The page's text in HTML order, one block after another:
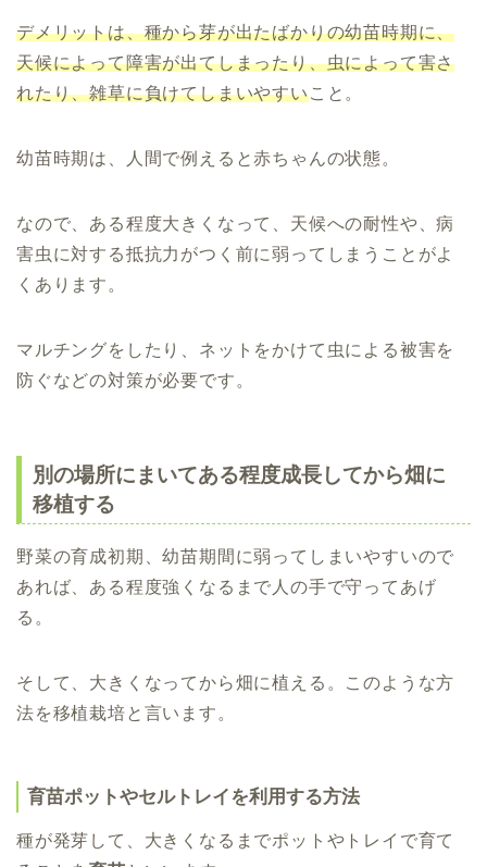
デメリットは、種から芽が出たばかりの幼苗時期に、
天候によって障害が出てしまったり、虫によって害さ
れたり、雑草に負けてしまいやすいこと。
幼苗時期は、人間で例えると赤ちゃんの状態。
なので、ある程度大きくなって、天候への耐性や、病
害虫に対する抵抗力がつく前に弱ってしまうことがよ
くあります。
マルチングをしたり、ネットをかけて虫による被害を
防ぐなどの対策が必要です。
別の場所にまいてある程度成長してから畑に
移植する
野菜の育成初期、幼苗期間に弱ってしまいやすいので
あれば、ある程度強くなるまで人の手で守ってあげ
る。
そして、大きくなってから畑に植える。このような方
法を移植栽培と言います。
育苗ポットやセルトレイを利用する方法
種が発芽して、大きくなるまでポットやトレイで育て